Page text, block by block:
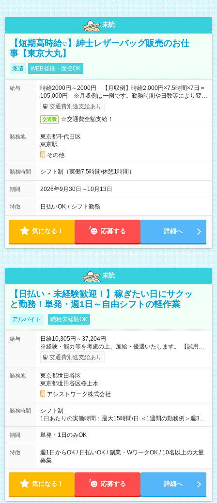
未読
【短期高時給○】紳士レザーバッグ販売のお仕
事【東京大丸】
派遣 WEB登録・面接OK
給与
時給2000円～2000円 【月収例】時給2,000円×7.5時間×7日＝
105,000円 ※月収例は一例です。勤務時間や日数等により変動
いたします。
交通費別途支給あり
交通費 ☆交通費全額支給！
勤務地
東京都千代田区
東京駅
その他
勤務時間 シフト制（実働7.5時間/休憩1時間）
期間 2026年9月30日～10月13日
特徴 日払いOK / シフト勤務
気になる！ 応募する 詳細へ
未読
【日払い・未経験歓迎！】稼ぎたい日にサクッ
と勤務！単発・週1日～自由シフトの軽作業
アルバイト 職種未経験OK
給与
日給10,305円～37,204円
※経験・能力等を考慮の上、加給・優遇いたします。 【試用期
間】試用期間なし
交通費別途支給あり
勤務地
東京都世田谷区
東京都世田谷区桜上水
アシストワーク株式会社
勤務時間
シフト制
1日あたりの実働時間：最大15時間/日 ＜1週間の勤務例＞週3回
勤務 勤務：月・水・金 休み：火・木・土・日 好きな時にお仕事
可能です！ ※1日あたりの最大実働時間は日勤、夜勤共に勤務し
期間 単発・1日のみOK
特徴
週1日からOK / 日払いOK / 副業・WワークOK / 10名以上の大量
募集
気になる！ 応募する 詳細へ